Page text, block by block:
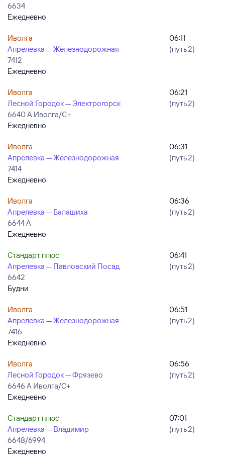
6634
Ежедневно
Иволга
Апрелевка — Железнодорожная
7412
Ежедневно
06:11
(путь 2)
Иволга
Лесной Городок — Электрогорск
6640 А Иволга/С+
Ежедневно
06:21
(путь 2)
Иволга
Апрелевка — Железнодорожная
7414
Ежедневно
06:31
(путь 2)
Иволга
Апрелевка — Балашиха
6644 А
Ежедневно
06:36
(путь 2)
Стандарт плюс
Апрелевка — Павловский Посад
6642
Будни
06:41
(путь 2)
Иволга
Апрелевка — Железнодорожная
7416
Ежедневно
06:51
(путь 2)
Иволга
Лесной Городок — Фрязево
6646 А Иволга/С+
Ежедневно
06:56
(путь 2)
Стандарт плюс
Апрелевка — Владимир
6648/6994
Ежедневно
07:01
(путь 2)